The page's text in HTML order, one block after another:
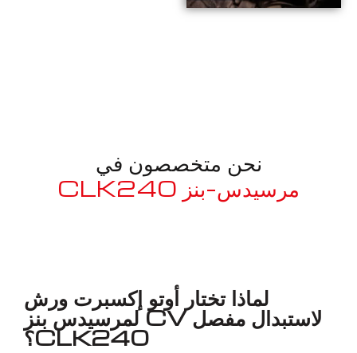
نحن متخصصون في
مرسيدس-بنز CLK240
لماذا تختار أوتو إكسبرت ورش
لاستبدال مفصل CV لمرسيدس بنز
CLK240؟